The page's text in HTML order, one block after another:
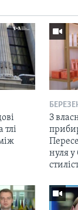
З
нуля у